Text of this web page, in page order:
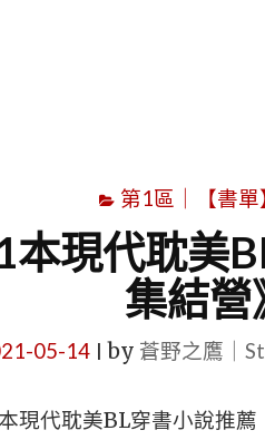
第1區｜【書
本現代耽美
集結營
05-14 by 蒼野之鷹｜